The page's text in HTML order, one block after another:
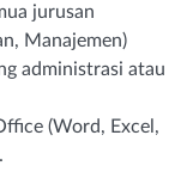
jurusan
Manajemen)
administrasi atau
(Word, Excel,